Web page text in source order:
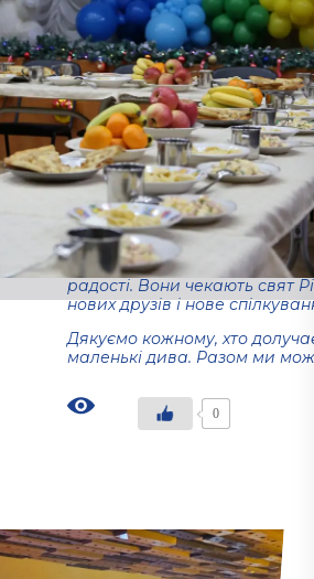
До Дня Святого Миколая
Петровського
“Apriori” Оленою
підтримці Романа
будинку інтернату для дітей
стравами дітей.
День вийшов зі смачною
кількістю різноманітних
увазі. Вони завжди відкриті
приходить просто побути
свята.
Такі зустрічі нагадують,
присутність, адже саме це
радості. Вони чекають свят
нових друзів і нове
Дякуємо кожному, хто
маленькі дива. Разом ми
0